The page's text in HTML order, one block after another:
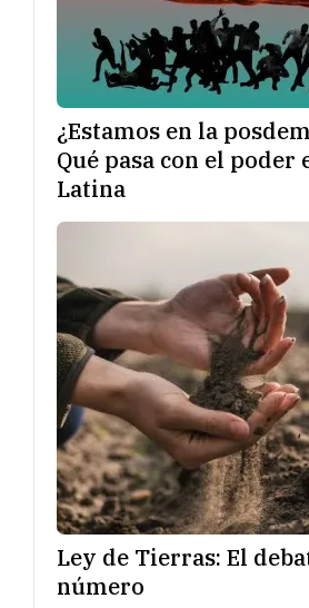
¿Estamos en la
Qué pasa con el poder
Latina
Ley de Tierras: El
número